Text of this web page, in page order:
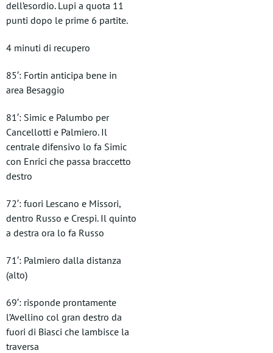
dell’esordio. Lupi a quota 11
punti dopo le prime 6 partite.
4 minuti di recupero
85′: Fortin anticipa bene in
area Besaggio
81′: Simic e Palumbo per
Cancellotti e Palmiero. Il
centrale difensivo lo fa Simic
con Enrici che passa braccetto
destro
72′: fuori Lescano e Missori,
dentro Russo e Crespi. Il quinto
a destra ora lo fa Russo
71′: Palmiero dalla distanza
(alto)
69′: risponde prontamente
l’Avellino col gran destro da
fuori di Biasci che lambisce la
traversa